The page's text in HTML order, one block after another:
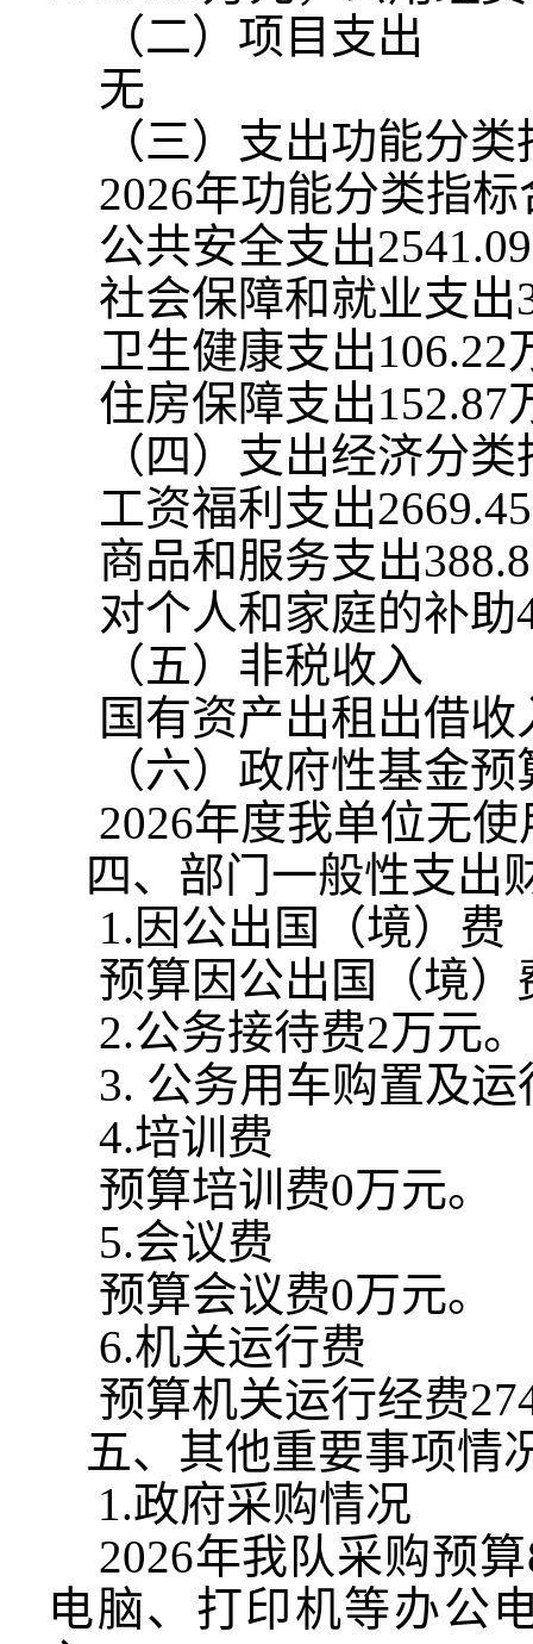
（二）项目支出
无
（三）支出功能分类
2026年功能分类指标
公共安全支出2541.09
社会保障和就业支出
卫生健康支出106.22
住房保障支出152.87
（四）支出经济分类
工资福利支出2669.45
商品和服务支出
对个人和家庭的补助
（五）非税收入
国有资产出租出借收
（六）政府性基金
2026年度我单位无
四、部门一般性支出
1.因公出国（境）费
预算因公出国（境）
2.公务接待费2万元。
3. 公务用车购置及运
4.培训费
预算培训费0万元。
5.会议费
预算会议费0万元。
6.机关运行费
预算机关运行经费
五、其他重要事项情
1.政府采购情况
2026年我队采购预算
电脑、打印机等办公